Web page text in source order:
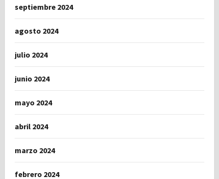
septiembre 2024
agosto 2024
julio 2024
junio 2024
mayo 2024
abril 2024
marzo 2024
febrero 2024